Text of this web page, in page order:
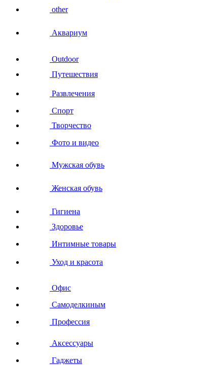
other
Аквариум
Outdoor
Путешествия
Развлечения
Спорт
Творчество
Фото и видео
Мужская обувь
Женская обувь
Гигиена
Здоровье
Интимные товары
Уход и красота
Офис
Самоделкиным
Профессия
Аксессуары
Гаджеты